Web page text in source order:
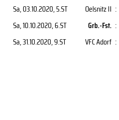
Sa, 03.10.2020, 5.ST Oelsnitz II :
Sa, 10.10.2020, 6.ST Grb.-Fst. :
Sa, 31.10.2020, 9.ST VFC Adorf :